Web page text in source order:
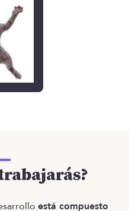
está compuesto